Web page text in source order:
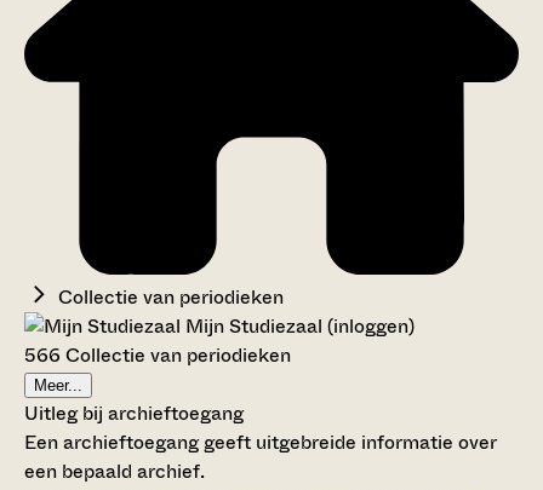
Collectie van periodieken
Mijn Studiezaal (inloggen)
566 Collectie van periodieken
Meer...
Uitleg bij archieftoegang
Een archieftoegang geeft uitgebreide informatie over
een bepaald archief.